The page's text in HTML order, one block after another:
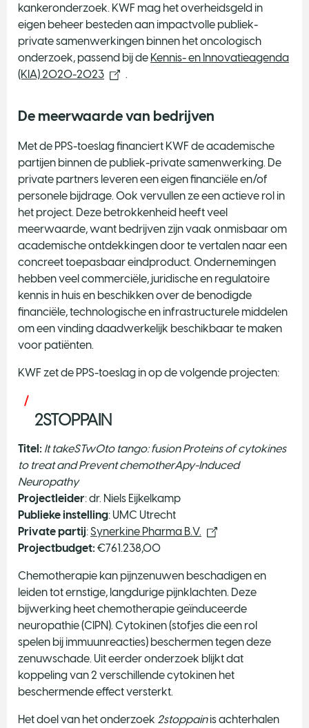
kankeronderzoek. KWF mag het overheidsgeld in
eigen beheer besteden aan impactvolle publiek-
private samenwerkingen binnen het oncologisch
onderzoek, passend bij de Kennis- en Innovatieagenda
(KIA) 2020-2023
.
De meerwaarde van bedrijven
Met de PPS-toeslag financiert KWF de academische
partijen binnen de publiek-private samenwerking. De
private partners leveren een eigen financiële en/of
personele bijdrage. Ook vervullen ze een actieve rol in
het project. Deze betrokkenheid heeft veel
meerwaarde, want bedrijven zijn vaak onmisbaar om
academische ontdekkingen door te vertalen naar een
concreet toepasbaar eindproduct. Ondernemingen
hebben veel commerciële, juridische en regulatoire
kennis in huis en beschikken over de benodigde
financiële, technologische en infrastructurele middelen
om een vinding daadwerkelijk beschikbaar te maken
voor patiënten.
KWF zet de PPS-toeslag in op de volgende projecten:
2STOPPAIN
Titel: It takeSTwOto tango: fusion Proteins of cytokines
to treat and Prevent chemotherApy-Induced
Neuropathy
Projectleider: dr. Niels Eijkelkamp
Publieke instelling: UMC Utrecht
Private partij:Synerkine Pharma B.V.
Projectbudget: €761.238,00
Chemotherapie kan pijnzenuwen beschadigen en
leiden tot ernstige, langdurige pijnklachten. Deze
bijwerking heet chemotherapie geïnduceerde
neuropathie (CIPN). Cytokinen (stofjes die een rol
spelen bij immuunreacties) beschermen tegen deze
zenuwschade. Uit eerder onderzoek blijkt dat
koppeling van 2 verschillende cytokinen het
beschermende effect versterkt.
Het doel van het onderzoek 2stoppainis achterhalen